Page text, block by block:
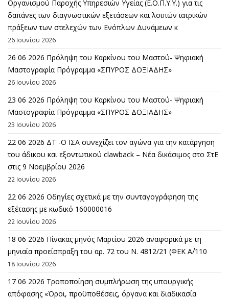
Οργανισμού Παροχής Υπηρεσιών Υγείας (Ε.Ο.Π.Υ.Υ.) για τις
δαπάνες των διαγνωστικών εξετάσεων και λοιπών ιατρικών
πράξεων των στελεχών των Ενόπλων Δυνάμεων κ
26 Ιουνίου 2026
26 06 2026 Πρόληψη του Καρκίνου του Μαστού- Ψηφιακή
Μαστογραφία Πρόγραμμα «ΣΠΥΡΟΣ ΔΟΞΙΑΔΗΣ»
26 Ιουνίου 2026
23 06 2026 Πρόληψη του Καρκίνου του Μαστού- Ψηφιακή
Μαστογραφία Πρόγραμμα «ΣΠΥΡΟΣ ΔΟΞΙΑΔΗΣ»
23 Ιουνίου 2026
22 06 2026 ΔΤ -Ο ΙΣΑ συνεχίζει τον αγώνα για την κατάργηση
του άδικου και εξοντωτικού clawback – Νέα δικάσιμος στο ΣτΕ
στις 9 Νοεμβρίου 2026
22 Ιουνίου 2026
22 06 2026 Οδηγίες σχετικά με την συνταγογράφηση της
εξέτασης με κωδικό 160000016
22 Ιουνίου 2026
18 06 2026 Πίνακας μηνός Μαρτίου 2026 αναφορικά με τη
μηνιαία προείσπραξη του αρ. 72 του Ν. 4812/21 (ΦΕΚ Α΄/110
18 Ιουνίου 2026
17 06 2026 Τροποποίηση συμπλήρωση της υπουργικής
απόφασης «Όροι, προϋποθέσεις, όργανα και διαδικασία